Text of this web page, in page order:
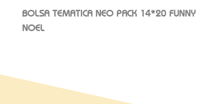
BOLSA TEMATICA NEO PACK 14*20 FUNNY
NOEL